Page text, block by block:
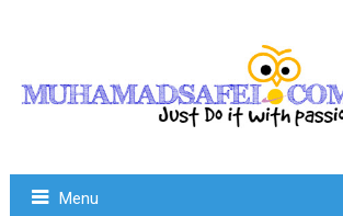
Menu